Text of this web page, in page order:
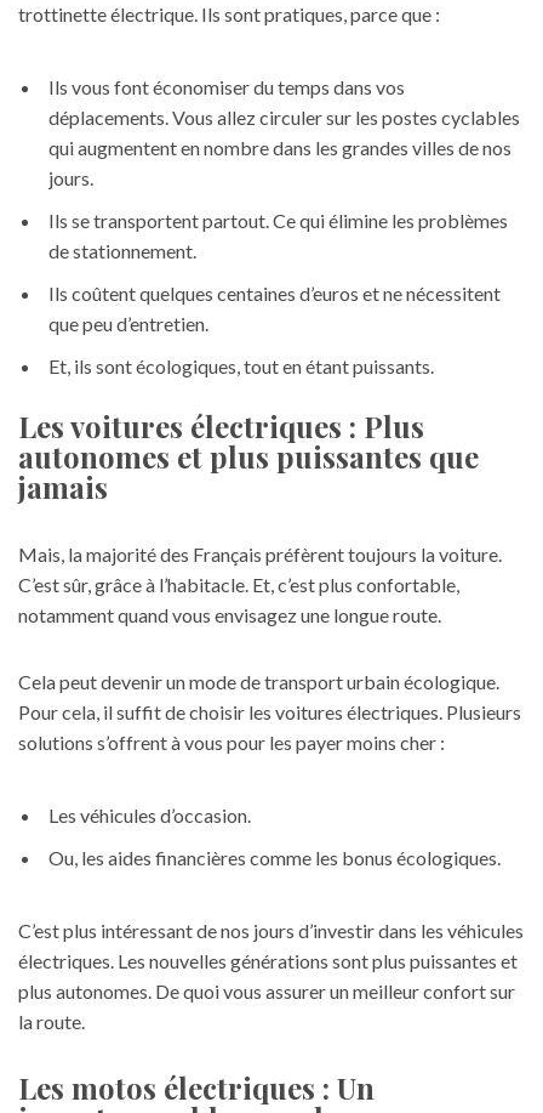
trottinette électrique. Ils sont pratiques, parce que :
Ils vous font économiser du temps dans vos
déplacements. Vous allez circuler sur les postes cyclables
qui augmentent en nombre dans les grandes villes de nos
jours.
Ils se transportent partout. Ce qui élimine les problèmes
de stationnement.
Ils coûtent quelques centaines d’euros et ne nécessitent
que peu d’entretien.
Et, ils sont écologiques, tout en étant puissants.
Les voitures électriques : Plus
autonomes et plus puissantes que
jamais
Mais, la majorité des Français préfèrent toujours la voiture.
C’est sûr, grâce à l’habitacle. Et, c’est plus confortable,
notamment quand vous envisagez une longue route.
Cela peut devenir un mode de transport urbain écologique.
Pour cela, il suffit de choisir les voitures électriques. Plusieurs
solutions s’offrent à vous pour les payer moins cher :
Les véhicules d’occasion.
Ou, les aides financières comme les bonus écologiques.
C’est plus intéressant de nos jours d’investir dans les véhicules
électriques. Les nouvelles générations sont plus puissantes et
plus autonomes. De quoi vous assurer un meilleur confort sur
la route.
Les motos électriques : Un